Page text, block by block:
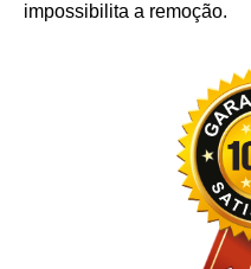
impossibilita a remoção.